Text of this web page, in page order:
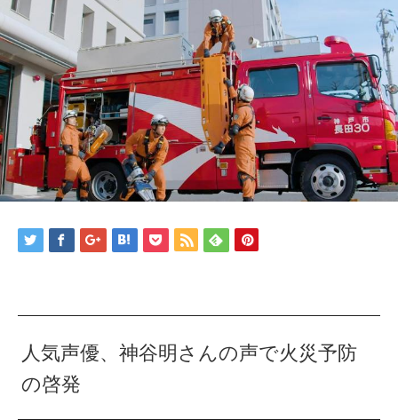
人気声優、神谷明さんの声で火災予防
の啓発